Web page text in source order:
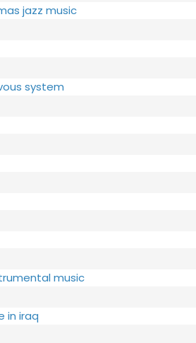
jazz music
system
music
in iraq